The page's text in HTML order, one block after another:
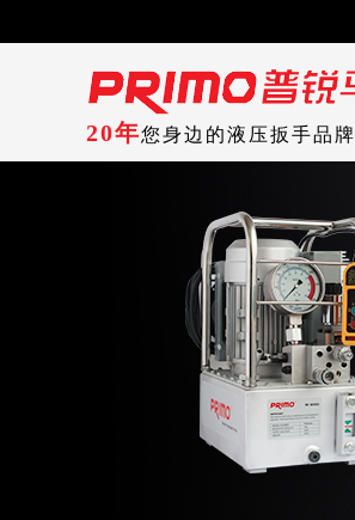
20年您身边的液压扳手品牌